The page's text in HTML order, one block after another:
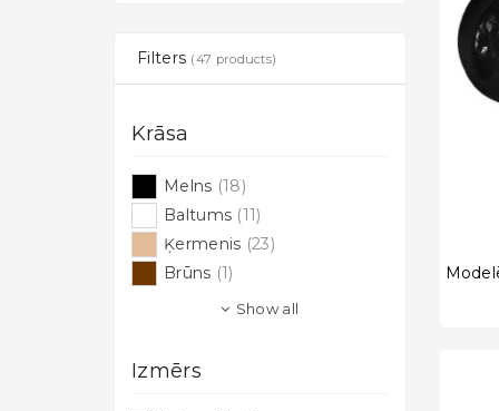
Filters (47 products)
Krāsa
Melns (18)
Baltums (11)
Ķermenis (23)
Brūns (1)
Show all
Izmērs